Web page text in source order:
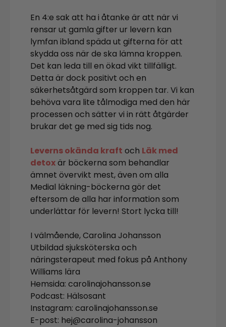
En 4:e sak att ha i åtanke är att när vi
rensar ut gamla gifter ur levern kan
lymfan ibland späda ut gifterna för att
skydda oss när de ska lämna kroppen.
Det kan leda till en ökad vikt tillfälligt.
Detta är dock positivt och en
säkerhetsåtgärd som kroppen tar. Vi kan
behöva vara lite tålmodiga med den här
processen och sätter vi in rätt åtgärder
brukar det ge med sig tids nog.
Leverns okända kraft och Läk med
detoxär böckerna som behandlar
ämnet övervikt mest, även om alla
Medial läkning-böckerna gör det
eftersom de alla har information som
underlättar för levern! Stort lycka till!
I välmående, Carolina Johansson
Utbildad sjuksköterska och
näringsterapeut med fokus på Anthony
Williams lära
Hemsida: carolinajohansson.se
Podcast: Hälsosant
Instagram: carolinajohansson.se
E-post: hej@carolina-johansson